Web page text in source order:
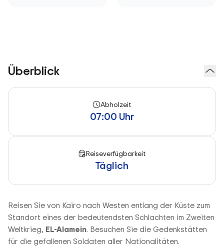
Überblick
Abholzeit
07:00 Uhr
Reiseverfügbarkeit
Täglich
Reisen Sie von Kairo nach Westen entlang der Küste zum
Standort eines der bedeutendsten Schlachten im Zweiten
Weltkrieg, EL-Alamein. Besuchen Sie die Gedenkstätten
für die gefallenen Soldaten aller Nationalitäten.